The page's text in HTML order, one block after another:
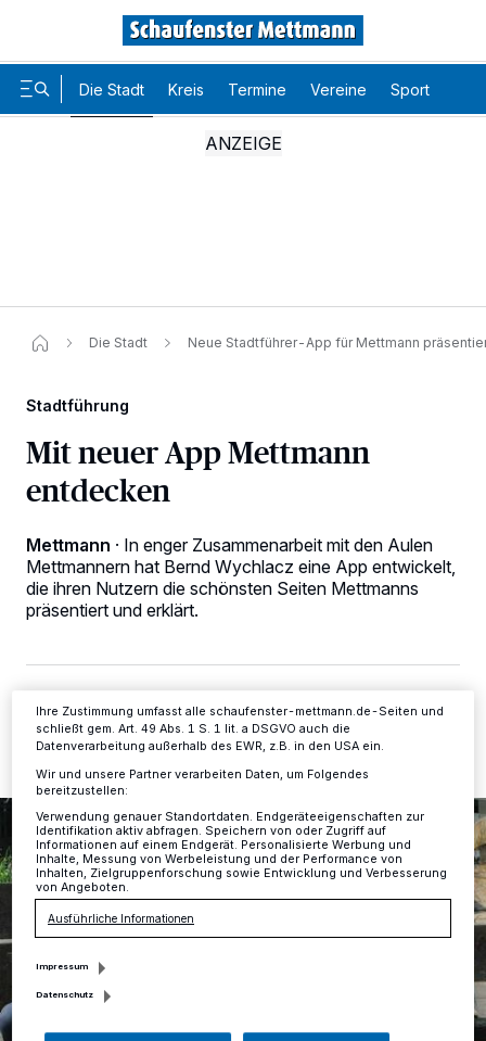
Die Stadt Kreis Termine Vereine Sport
Die Stadt Neue Stadtführer-App für Mettmann
Stadtführung
Mit neuer App Mettmann
entdecken
Mettmann · In enger Zusammenarbeit mit den Aulen
Mettmannern hat Bernd Wychlacz eine App entwickelt,
die ihren Nutzern die schönsten Seiten Mettmanns
präsentiert und erklärt.
Wir und unsere218-Partner speichern und greifen auf
Tracking-Technologien für die unter „Wir und unsere Partner
verarbeiten Daten, um Ihnen Dienste bereitzustellen“ aufgeführten
Zwecke. Wenn Tracker deaktiviert sind, sind manche Inhalte und
Anzeigen möglicherweise nicht mehr so relevant für Sie. Sie können
dieses Menü jederzeit wieder aufrufen, um Ihre Einstellungen zu
Ihre Einstellungen gelten innerhalb unseres Website. Weitere
Ihre Zustimmung umfasst alle schaufenster-mettmann.de-Seiten und
schließt gem. Art. 49 Abs. 1 S. 1 lit. a DSGVO auch die
Datenverarbeitung außerhalb des EWR, z.B. in den USA ein.
Wir und unsere Partner verarbeiten Daten, um Folgendes
bereitzustellen:
Verwendung genauer Standortdaten. Endgeräteeigenschaften zur
Identifikation aktiv abfragen. Speichern von oder Zugriff auf
Informationen auf einem Endgerät. Personalisierte Werbung und
Inhalte, Messung von Werbeleistung und der Performance von
Inhalten, Zielgruppenforschung sowie Entwicklung und Verbesserung
von Angeboten.
Ausführliche Informationen
Impressum
Datenschutz